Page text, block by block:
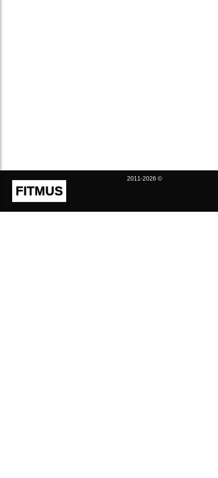
FITMUS
2011-2026 ©